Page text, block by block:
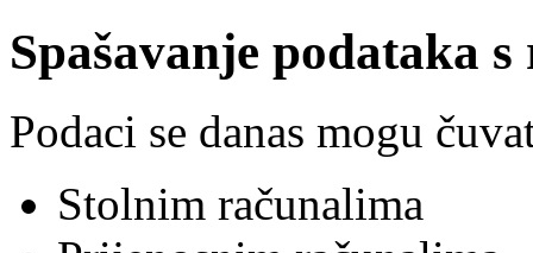
Spašavanje podataka
Podaci se danas mogu
Stolnim računalima